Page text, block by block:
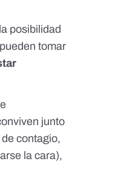
posibilidad
tomar
junto
contagio,
la cara),